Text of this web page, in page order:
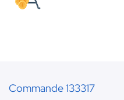
Commande 133317